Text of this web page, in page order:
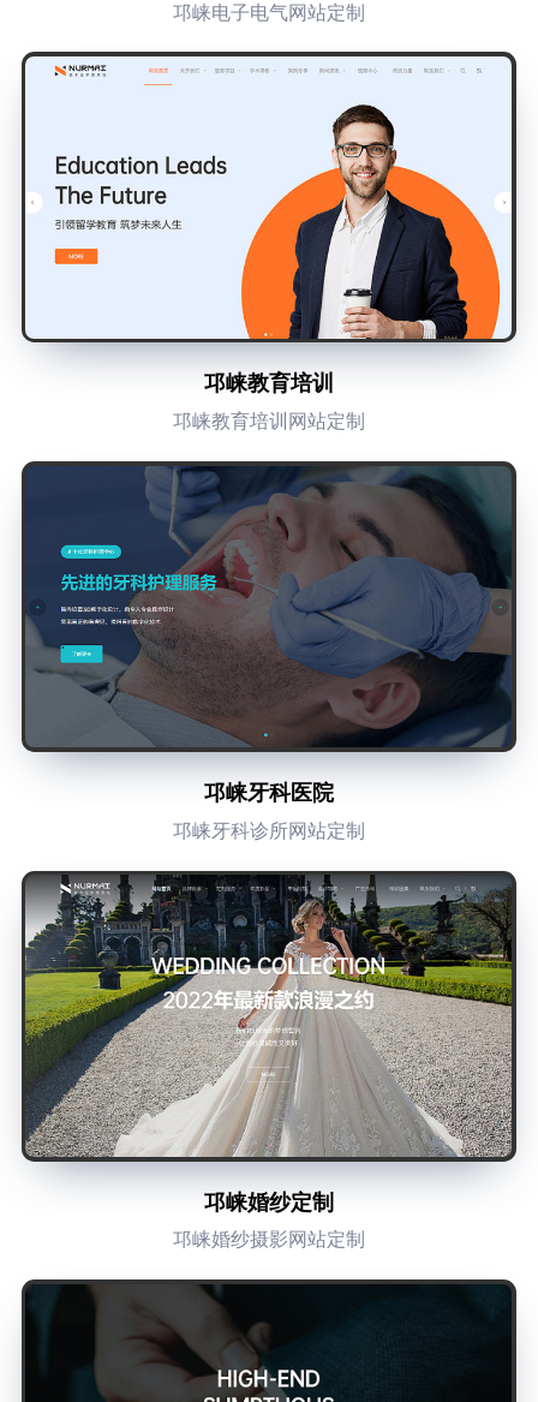
邛崃电子电气网站定制
邛崃教育培训
邛崃教育培训网站定制
邛崃牙科医院
邛崃牙科诊所网站定制
邛崃婚纱定制
邛崃婚纱摄影网站定制